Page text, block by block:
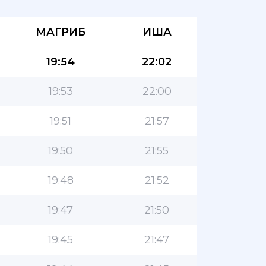
МАГРИБ ИША
19:54 22:02
19:53 22:00
19:51 21:57
19:50 21:55
19:48 21:52
19:47 21:50
19:45 21:47